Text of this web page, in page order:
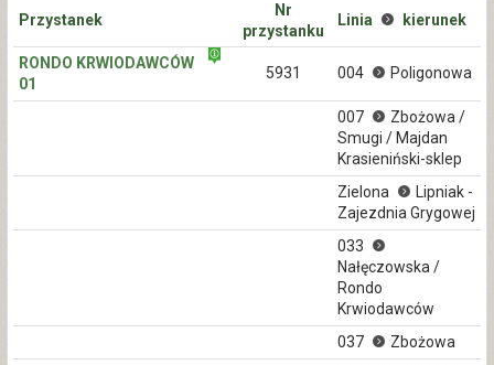
Przystanek
Nr
przystanku
Linia kierunek
RONDO KRWIODAWCÓW
01
5931 004 Poligonowa
007
Zbożowa /
Smugi / Majdan
Krasieniński-sklep
Zielona
Lipniak -
Zajezdnia Grygowej
033
Nałęczowska /
Rondo
Krwiodawców
037
Zbożowa